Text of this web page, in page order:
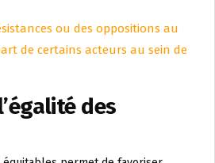
ou des oppositions au
de certains acteurs au sein de
des